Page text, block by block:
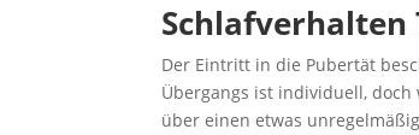
Schlafverhalten
Der Eintritt in die Pubertät
Übergangs ist individuell,
über einen etwas